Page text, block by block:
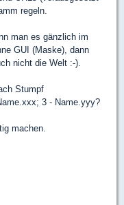
regeln.
man es gänzlich im
GUI (Maske), dann
nicht die Welt :-).
Stumpf
3 - Name.yyy?
machen.